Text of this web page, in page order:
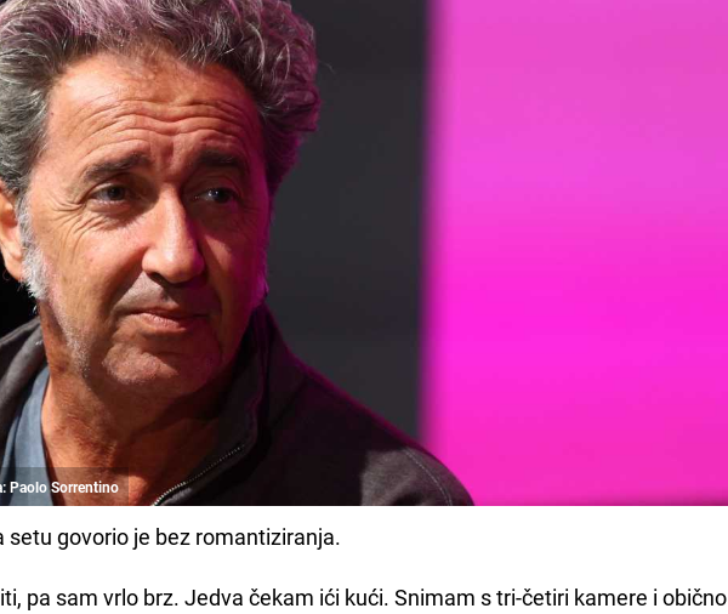
Paolo Sorrentino
setu govorio je bez romantiziranja.
pa sam vrlo brz. Jedva čekam ići kući. Snimam s tri-četiri kamere i obično